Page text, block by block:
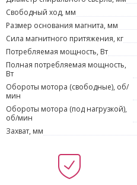
Свободный ход, мм
Размер основания магнита, мм
Сила магнитного притяжения, кг
Потребляемая мощность, Вт
Полная потребляемая мощность,
Вт
Обороты мотора (свободные), об/
мин
Обороты мотора (под нагрузкой),
об/мин
Захват, мм